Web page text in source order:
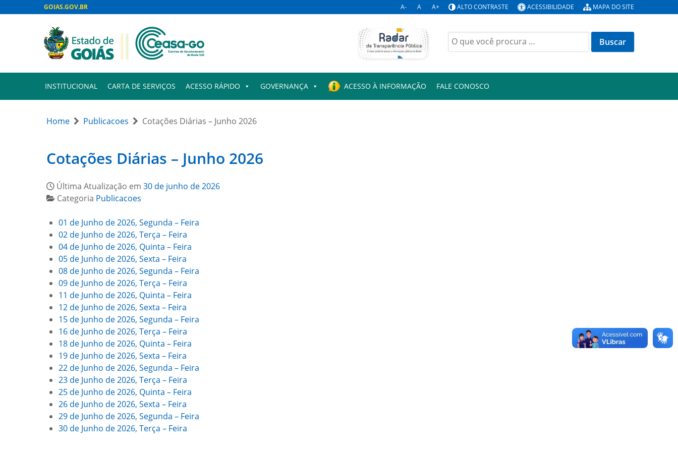
GOIAS.GOV.BR A- A A+ ALTO CONTRASTE ACESSIBILIDADE MAPA DO SITE
Buscar
por:
INSTITUCIONAL CARTA DE SERVIÇOS ACESSO RÁPIDO GOVERNANÇA ACESSO À INFORMAÇÃO FALE CONOSCO
Home Publicacoes Cotações Diárias – Junho 2026
Cotações Diárias – Junho 2026
Última Atualização em 30 de junho de 2026
Categoria Publicacoes
01 de Junho de 2026, Segunda – Feira
02 de Junho de 2026, Terça – Feira
04 de Junho de 2026, Quinta – Feira
05 de Junho de 2026, Sexta – Feira
08 de Junho de 2026, Segunda – Feira
09 de Junho de 2026, Terça – Feira
11 de Junho de 2026, Quinta – Feira
12 de Junho de 2026, Sexta – Feira
15 de Junho de 2026, Segunda – Feira
16 de Junho de 2026, Terça – Feira
18 de Junho de 2026, Quinta – Feira
19 de Junho de 2026, Sexta – Feira
22 de Junho de 2026, Segunda – Feira
23 de Junho de 2026, Terça – Feira
25 de Junho de 2026, Quinta – Feira
26 de Junho de 2026, Sexta – Feira
29 de Junho de 2026, Segunda – Feira
30 de Junho de 2026, Terça – Feira